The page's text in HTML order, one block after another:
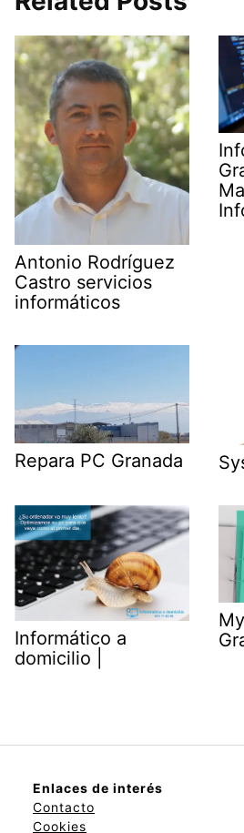
Antonio Rodríguez
Castro servicios
informáticos
Repara PC Granada
Informático a
domicilio |
Enlaces de interés
Contacto
Cookies